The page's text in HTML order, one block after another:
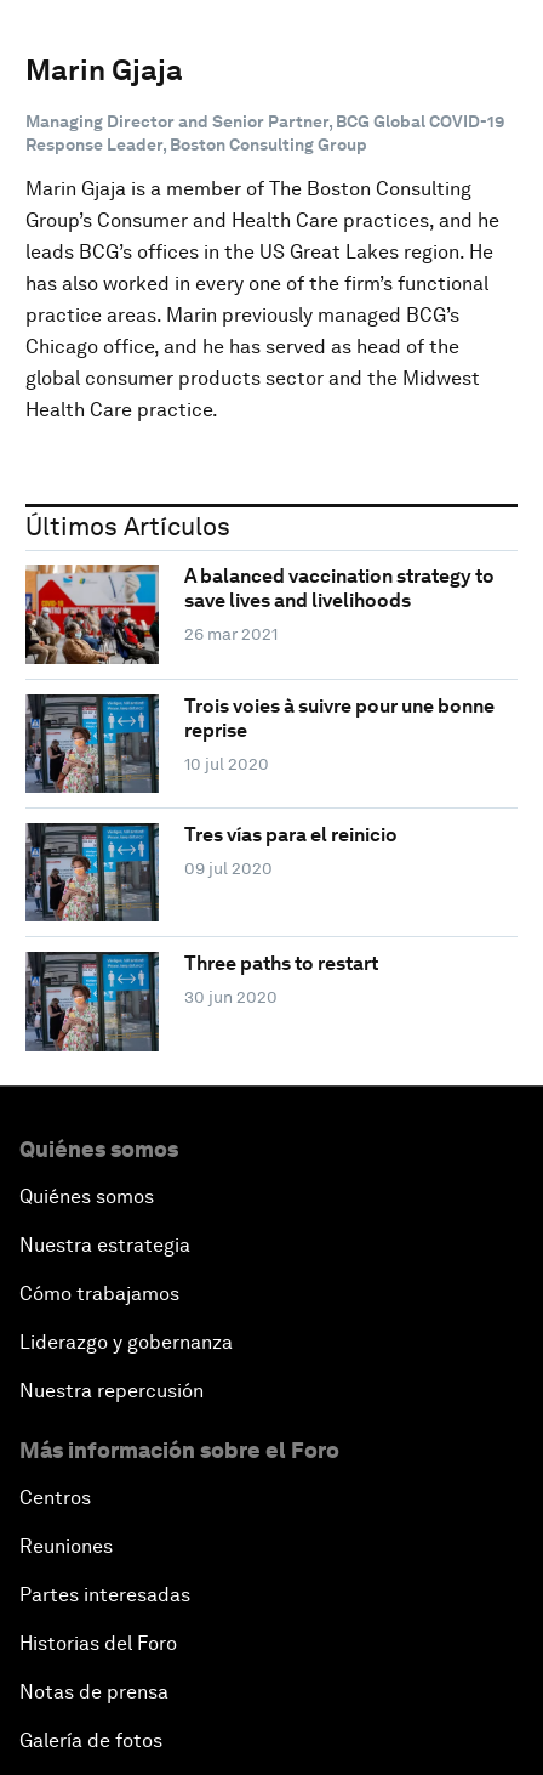
Marin Gjaja
Managing Director and Senior Partner, BCG Global COVID-19
Response Leader, Boston Consulting Group
Marin Gjaja is a member of The Boston Consulting
Group’s Consumer and Health Care practices, and he
leads BCG’s offices in the US Great Lakes region. He
has also worked in every one of the firm’s functional
practice areas. Marin previously managed BCG’s
Chicago office, and he has served as head of the
global consumer products sector and the Midwest
Health Care practice.
Últimos Artículos
A balanced vaccination strategy to
save lives and livelihoods
26 mar 2021
Trois voies à suivre pour une bonne
reprise
10 jul 2020
Tres vías para el reinicio
09 jul 2020
Three paths to restart
30 jun 2020
Quiénes somos
Quiénes somos
Nuestra estrategia
Cómo trabajamos
Liderazgo y gobernanza
Nuestra repercusión
Más información sobre el Foro
Centros
Reuniones
Partes interesadas
Historias del Foro
Notas de prensa
Galería de fotos